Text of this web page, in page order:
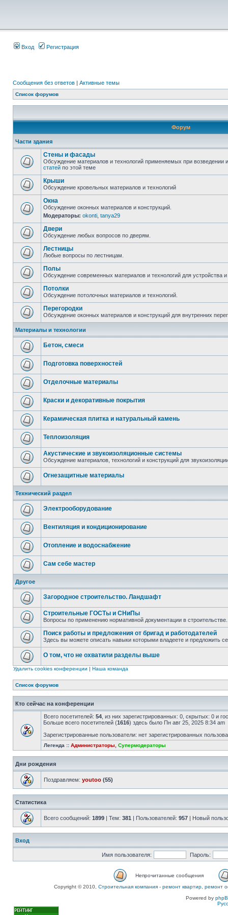
Вход Регистрация
Сообщения без ответов | Активные темы
Список форумов
Форум
Части здания
Стены и фасады
Обсуждение материалов и технологий применяемых при возведении
статей по этой теме
Крыши
Обсуждение кровельных материалов и технологий
Окна
Обсуждение оконных материалов и конструкций.
Модераторы: okonti tanya29
Двери
Обсуждение любых вопросов по дверям.
Лестницы
Любые вопросы по лестницам.
Полы
Обсуждение современных материалов и технологий для устройства
Потолки
Обсуждение потолочных материалов и технологий.
Перегородки
Обсуждение оконных материалов и конструкций для внутренних
Материалы и технологии
Бетон, смеси
Подготовка поверхностей
Отделочные материалы
Краски и декоративные покрытия
Керамическая плитка и натуральный камень
Теплоизоляция
Акустические и звукоизоляционные системы
Обсуждение материалов, технологий и конструкций для
Огнезащитные материалы
Технический раздел
Электрооборудование
Вентиляция и кондиционирование
Отопление и водоснабжение
Сам себе мастер
Другое
Загородное строительство. Ландшафт
Строительные ГОСТы и СНиПы
Вопросы по применению нормативной документации в строительстве.
Поиск работы и предложения от бригад и работодателей
Здесь вы можете описать навыки которыми владеете и предложить
О том, что не охватили разделы выше
Удалить cookies конференции | Наша команда
Список форумов
Кто сейчас на конференции
Всего посетителей: 54 , из них зарегистрированных: 0, скрытых: 0 и
Больше всего посетителей (1616) здесь было Пн авг 25, 2025 8:34 am
Зарегистрированные пользователи: нет зарегистрированных
Легенда :: Администраторы Супермодераторы
Дни рождения
Поздравляем: youtoo (55)
Статистика
Всего сообщений: 1899 | Тем: 381 | Пользователей: 957 | Новый
Вход
Имя пользователя: Пароль:
Непрочитанные сообщения
Copyright © 2010, Строительная компания - ремонт квартир, ремонт
Powered by